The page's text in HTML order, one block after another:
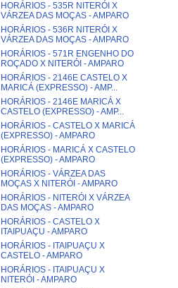
HORÁRIOS - 535R NITERÓI X
VÁRZEA DAS MOÇAS - AMPARO
HORÁRIOS - 536R NITERÓI X
VÁRZEA DAS MOÇAS - AMPARO
HORÁRIOS - 571R ENGENHO DO
ROÇADO X NITERÓI - AMPARO
HORÁRIOS - 2146E CASTELO X
MARICÁ (EXPRESSO) - AMP...
HORÁRIOS - 2146E MARICÁ X
CASTELO (EXPRESSO) - AMP...
HORÁRIOS - CASTELO X MARICÁ
(EXPRESSO) - AMPARO
HORÁRIOS - MARICÁ X CASTELO
(EXPRESSO) - AMPARO
HORÁRIOS - VÁRZEA DAS
MOÇAS X NITERÓI - AMPARO
HORÁRIOS - NITERÓI X VÁRZEA
DAS MOÇAS - AMPARO
HORÁRIOS - CASTELO X
ITAIPUAÇU - AMPARO
HORÁRIOS - ITAIPUAÇU X
CASTELO - AMPARO
HORÁRIOS - ITAIPUAÇU X
NITERÓI - AMPARO